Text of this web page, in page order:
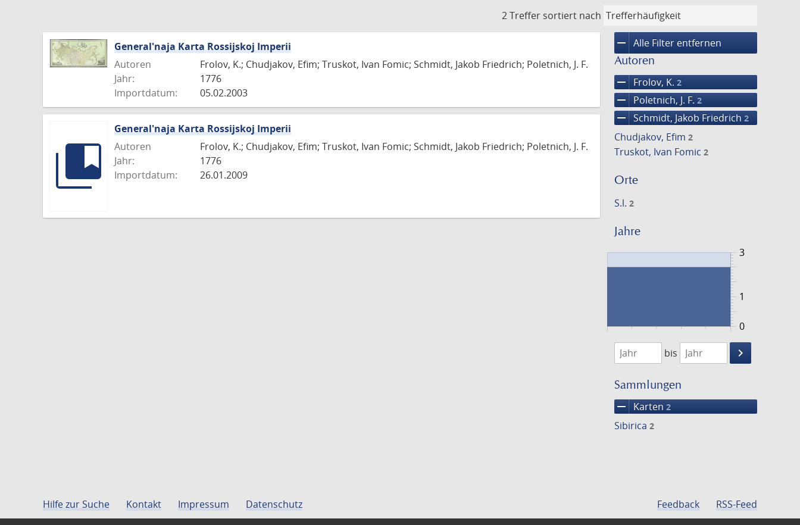
2 Treffer sortiert nach
remove Alle Filter entfernen
Autoren
remove Frolov, K. 2
remove Poletnich, J. F. 2
remove Schmidt, Jakob Friedrich 2
Chudjakov, Efim 2
Truskot, Ivan Fomic 2
Orte
S.l. 2
Jahre
0
3
1
1776
1777
bis
keyboard_arrow_right
Suche
Sammlungen
remove Karten 2
Sibirica 2
General'naja Karta Rossijskoj Imperii
Autoren
Frolov, K.; Chudjakov, Efim; Truskot, Ivan Fomic; Schmidt, Jakob Friedrich; Poletnich, J. F.
Jahr:
1776
Importdatum:
05.02.2003
General'naja Karta Rossijskoj Imperii
Autoren
Frolov, K.; Chudjakov, Efim; Truskot, Ivan Fomic; Schmidt, Jakob Friedrich; Poletnich, J. F.
Jahr:
1776
Importdatum:
26.01.2009
Hilfe zur Suche Kontakt Impressum Datenschutz Feedback RSS-Feed